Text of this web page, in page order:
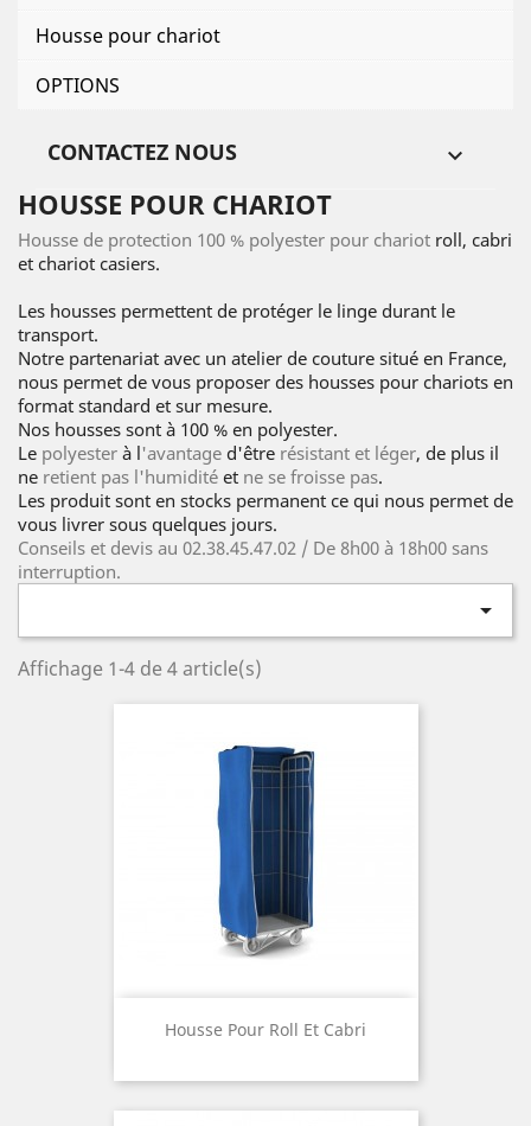
Housse pour chariot
OPTIONS
CONTACTEZ NOUS 
HOUSSE POUR CHARIOT
Housse de protection 100 % polyester pour chariot roll, cabri
et chariot casiers.
Les housses permettent de protéger le linge durant le
transport.
Notre partenariat avec un atelier de couture situé en France,
nous permet de vous proposer des housses pour chariots en
format standard et sur mesure.
Nos housses sont à 100 % en polyester.
Le polyester à l'avantage d'être résistant et léger, de plus il
ne retient pas l'humidité et ne se froisse pas.
Les produit sont en stocks permanent ce qui nous permet de
vous livrer sous quelques jours.
Conseils et devis au 02.38.45.47.02 / De 8h00 à 18h00 sans
interruption.

Affichage 1-4 de 4 article(s)
Housse Pour Roll Et Cabri